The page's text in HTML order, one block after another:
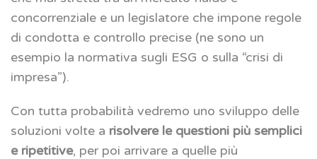
concorrenziale e un legislatore che impone regole
di condotta e controllo precise (ne sono un
esempio la normativa sugli ESG o sulla “crisi di
impresa”).
Con tutta probabilità vedremo uno sviluppo delle
soluzioni volte a risolvere le questioni più semplici
e ripetitive, per poi arrivare a quelle più